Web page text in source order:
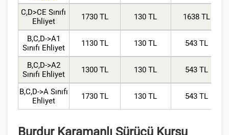
C,D>CE Sınıfı
Ehliyet
1730 TL 130 TL 1638 TL
B,C,D->A1
Sınıfı Ehliyet
1130 TL 130 TL 543 TL
B,C,D->A2
Sınıfı Ehliyet
1300 TL 130 TL 543 TL
B,C,D->A Sınıfı
Ehliyet
1730 TL 130 TL 543 TL
Burdur Karamanlı Sürücü Kursu